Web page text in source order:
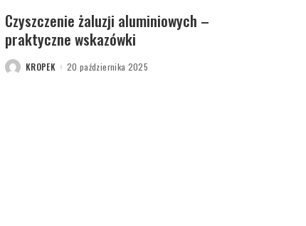
Czyszczenie żaluzji aluminiowych –
praktyczne wskazówki
POSTEDKROPEK 20 października 2025